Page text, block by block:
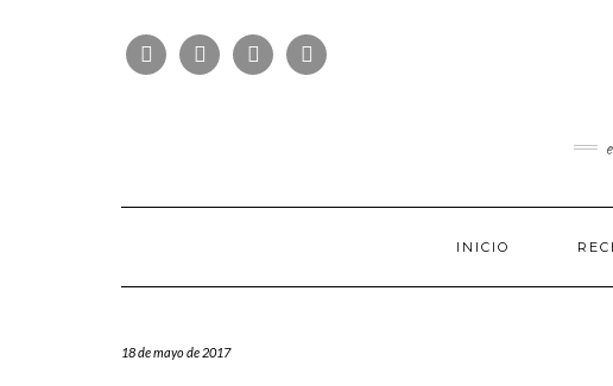
FOLLOW
US
FACEBOOKTWITTERPINTERESTINSTAGRAM
INICIO
18 de mayo de 2017